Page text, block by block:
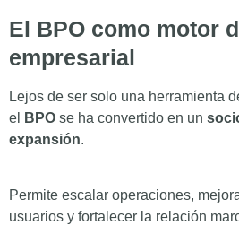
El BPO como motor
empresarial
Lejos de ser solo una herramienta
el
BPO se ha convertido en un
expansión.
Permite escalar operaciones,
usuarios y fortalecer la relación